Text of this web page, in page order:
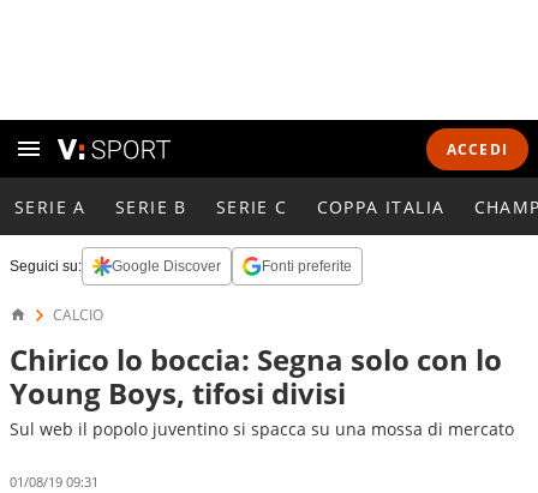
ACCEDI
SERIE A SERIE B SERIE C COPPA ITALIA
Seguici su: Google Discover Fonti preferite
CALCIO
Chirico lo boccia: Segna solo con lo
Young Boys, tifosi divisi
Sul web il popolo juventino si spacca su una mossa di mercato
01/08/19 09:31